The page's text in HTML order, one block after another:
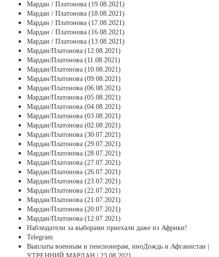
Мардан / Платонова (19.08.2021)
Мардан / Платонова (18.08.2021)
Мардан / Платонова (17.08.2021)
Мардан / Платонова (16.08.2021)
Мардан / Платонова (13.08.2021)
Мардан/Платонова (12.08.2021)
Мардан/Платонова (11.08.2021)
Мардан/Платонова (10.08.2021)
Мардан/Платонова (09.08.2021)
Мардан/Платонова (06.08.2021)
Мардан/Платонова (05.08.2021)
Мардан/Платонова (04.08.2021)
Мардан/Платонова (03.08.2021)
Мардан/Платонова (02.08.2021)
Мардан/Платонова (30.07.2021)
Мардан/Платонова (29.07.2021)
Мардан/Платонова (28.07.2021)
Мардан/Платонова (27.07.2021)
Мардан/Платонова (26.07.2021)
Мардан/Платонова (23.07.2021)
Мардан/Платонова (22.07.2021)
Мардан/Платонова (21.07.2021)
Мардан/Платонова (20.07.2021)
Мардан/Платонова (12.07.2021)
Наблюдатели за выборами приехали даже из Африки!
Telegram
Выплаты военным и пенсионерам, иноДождь и Афганистан |